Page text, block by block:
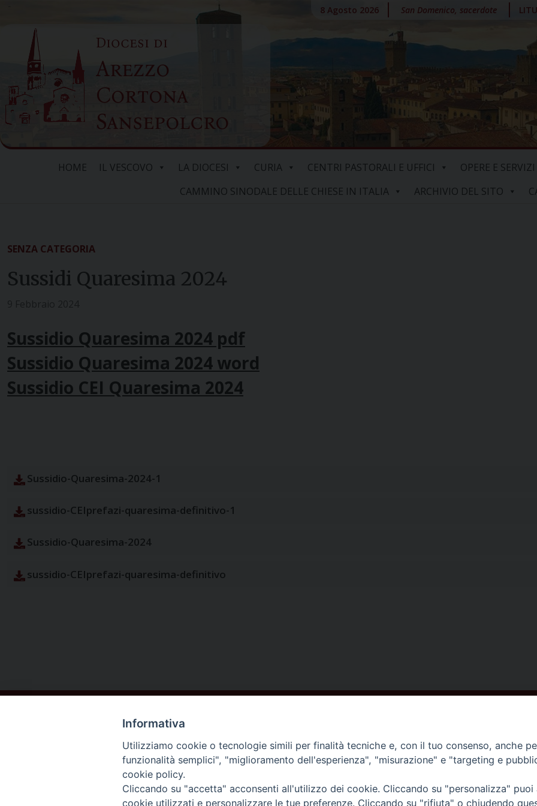
content
Diocesi di
Arezzo
Cortona
Sansepolcro
8 Agosto 2026 San Domenico, sacerdote
HOME IL VESCOVO LA DIOCESI CURIA CENTRI PASTORALI E UFFICI OPERE E SERVIZI
CAMMINO SINODALE DELLE CHIESE IN ITALIA
ARCHIVIO DEL SITO
SENZA CATEGORIA
Sussidi Quaresima 2024
Sussidio Quaresima 2024 pdf
Sussidio Quaresima 2024 word
Sussidio CEI Quaresima 2024
Sussidio-Quaresima-2024-1
sussidio-CEIprefazi-quaresima-definitivo-1
Sussidio-Quaresima-2024
sussidio-CEIprefazi-quaresima-definitivo
DIOCESI DI
Contatti
Informativa
Utilizziamo cookie o tecnologie simili per finalità tecniche e, con il tuo consenso, anche
funzionalità semplici", "miglioramento dell'esperienza", "misurazione" e "targeting e
cookie policy.
Cliccando su "accetta" acconsenti all'utilizzo dei cookie. Cliccando su "personalizza"
cookie utilizzati e personalizzare le tue preferenze. Cliccando su "rifiuta" o chiudendo